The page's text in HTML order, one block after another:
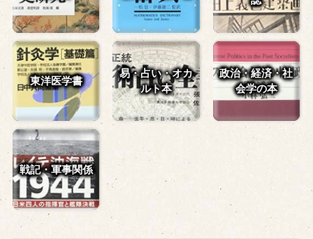
東洋医学書
易・占い・オカ
ルト本
政治・経済・社
会学の本
戦記・軍事関係